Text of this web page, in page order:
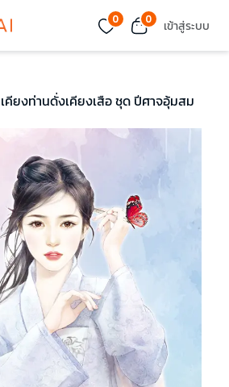
0 0 เข้าสู่ระบบ
เคียงท่านดั่งเคียงเสือ ชุด ปีศาจอุ้มสม